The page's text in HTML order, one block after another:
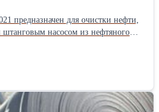
предназначен для очистки нефти,
насосом из нефтяного
соединительных муфт,
Все детали якоря за исключением
НКТ73 ГОСТ 633-80 с шагом
среды из затрубного пространства
Ø10мм. Характеристики: -